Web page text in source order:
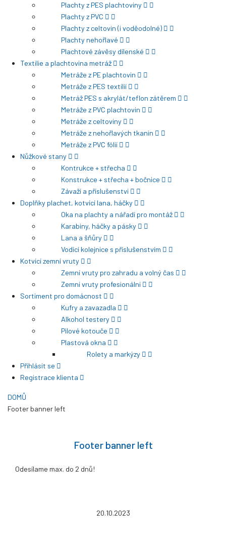
Plachty z PES plachtoviny
Plachty z PVC
Plachty z celtovin (i voděodolné)
Plachty nehořlavé
Plachtové závěsy dílenské
Textilie a plachtovina metráž
Metráže z PE plachtovin
Metráže z PES textilií
Metráž PES s akrylát/teflon zátěrem
Metráže z PVC plachtovin
Metráže z celtoviny
Metráže z nehořlavých tkanin
Metráže z PVC fólií
Nůžkové stany
Kontrukce + střecha
Konstrukce + střecha + bočnice
Závaží a příslušenství
Doplňky plachet, kotvící lana, háčky
Oka na plachty a nářadí pro montáž
Karabiny, háčky a pásky
Lana a šňůry
Vodící kolejnice s příslušenstvím
Kotvící zemní vruty
Zemní vruty pro zahradu a volný čas
Zemní vruty profesionální
Sortiment pro domácnost
Kufry a zavazadla
Alkohol testery
Pilové kotouče
Plastová okna
Rolety a markýzy
Přihlásit se
Registrace klienta
DOMŮ
Footer banner left
Footer banner left
Odesílame max. do 2 dnů!
20.10.2023